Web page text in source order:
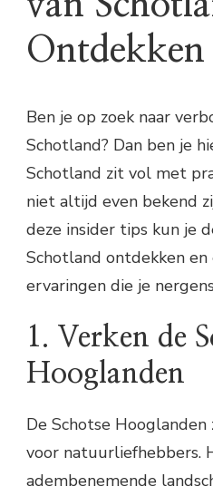
Ontdekken
Ben je op zoek naar
Schotland? Dan ben je
Schotland zit vol met
niet altijd even bekend
deze insider tips kun je
Schotland ontdekken
ervaringen die je
1. Verken de
Hooglanden
De Schotse Hooglanden
voor natuurliefhebbers.
adembenemende